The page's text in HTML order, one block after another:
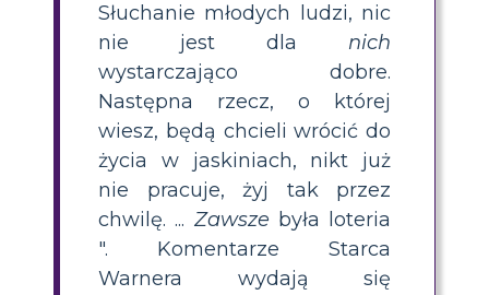
Słuchanie młodych ludzi, nic
nie jest dla nich
wystarczająco dobre.
Następna rzecz, o której
wiesz, będą chcieli wrócić do
życia w jaskiniach, nikt już
nie pracuje, żyj tak przez
chwilę. ... Zawsze była loteria
". Komentarze Starca
Warnera wydają się